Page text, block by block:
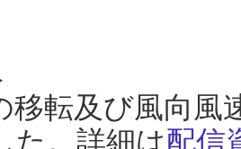
移転及び風向風
た。詳細は配信